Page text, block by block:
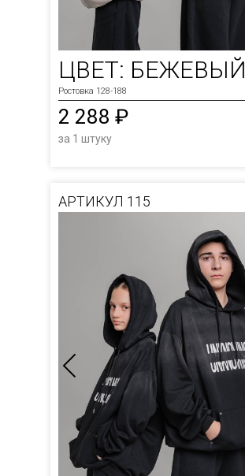
ЦВЕТ: БЕЖЕВЫЙ
Ростовка 128-188
2 288 ₽
за 1 штуку
АРТИКУЛ 115